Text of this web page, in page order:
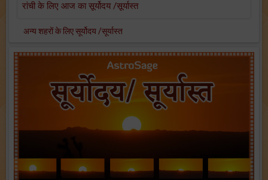
रांची के लिए आज का सूर्योदय /सूर्यास्त
अन्य शहरों के लिए सूर्योदय /सूर्यास्त